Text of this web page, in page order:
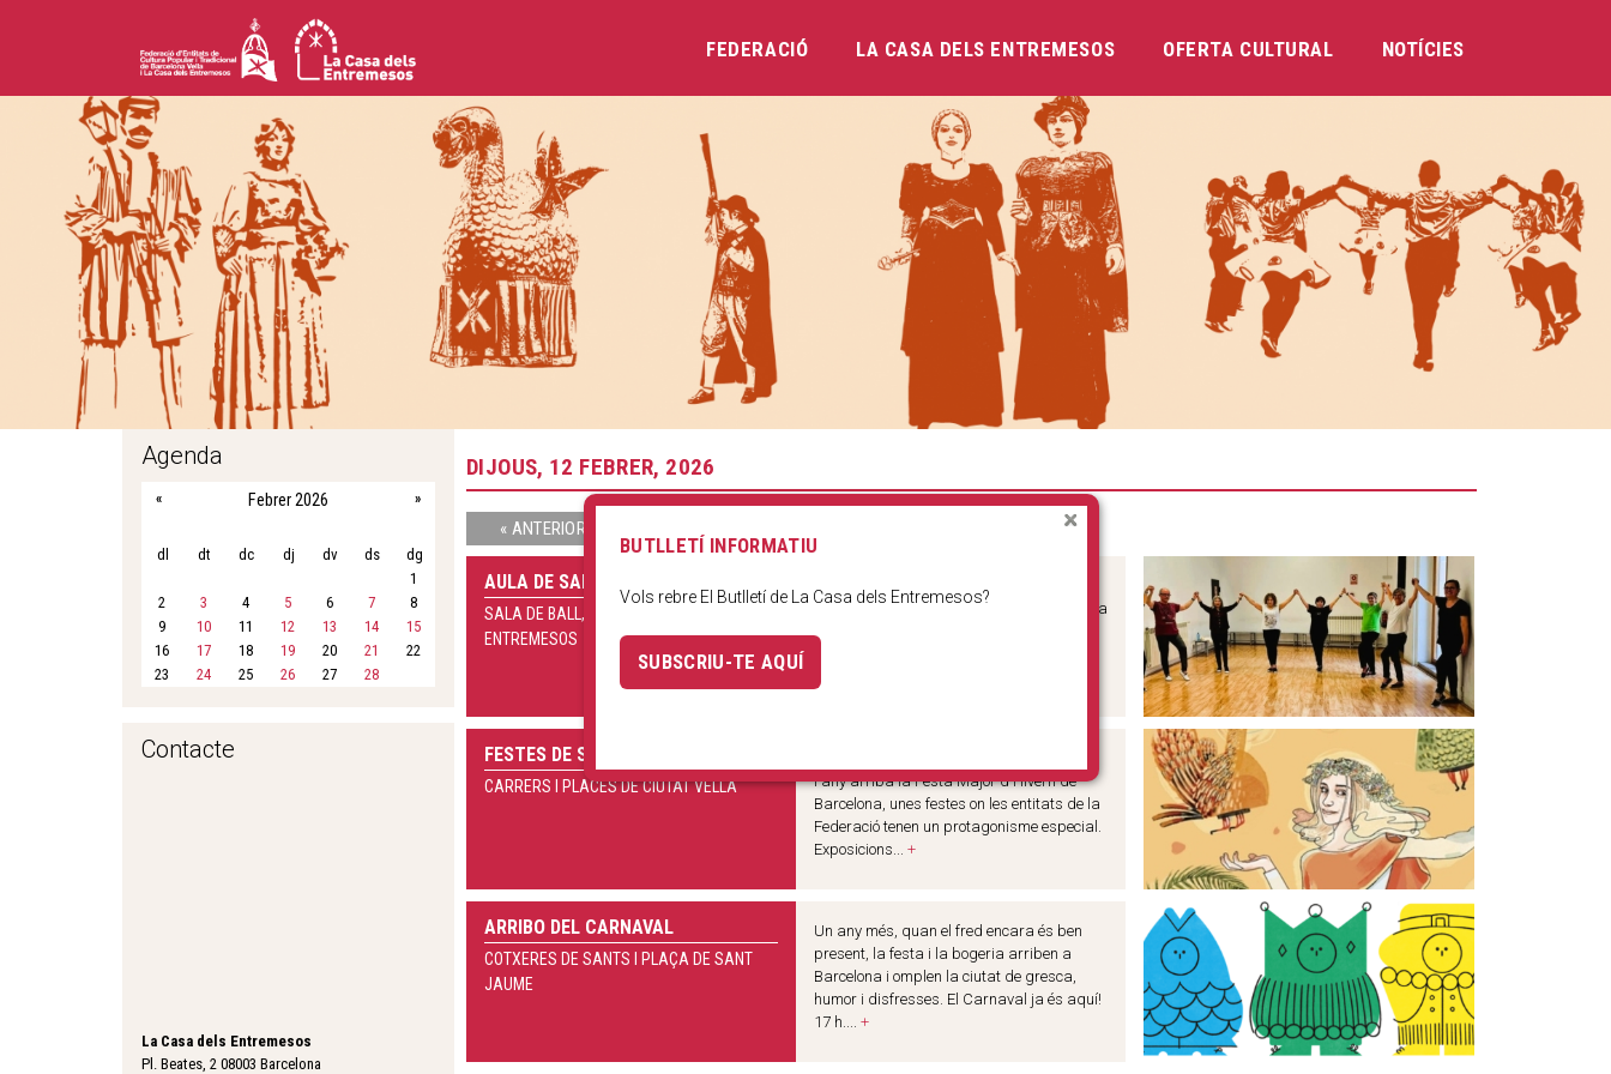
al
contingut
FEDERACIÓ LA CASA DELS ENTREMESOS OFERTA CULTURAL NOTÍCIES
DIJOUS, 12 FEBRER, 2026
« ANTERIOR
AULA DE SARDANES - DIJOUS
SALA DE BALL, LA CASA DELS
ENTREMESOS
Vine a aprendre a ballar sardanes, de
manera informal, amb els amics, la família
o els veïns. T’ensenyaran els punts bàsics
FESTES DE SANTA EULÀLIA
CARRERS I PLACES DE CIUTAT VELLA
l'any arriba la Festa Major d'Hivern de
Barcelona, unes festes on les entitats de la
Federació tenen un protagonisme especial.
Exposicions... +
ARRIBO DEL CARNAVAL
COTXERES DE SANTS I PLAÇA DE SANT
JAUME
Un any més, quan el fred encara és ben
present, la festa i la bogeria arriben a
Barcelona i omplen la ciutat de gresca,
humor i disfresses. El Carnaval ja és aquí!
17 h.... +
Agenda
Febrer 2026
« »
dl dt dc dj dv ds
dg
1
2
3 4 5 6 7
8
9
10 11 12 13 14
15
16
17 18 19 20 21
22
23
24 25 26 27 28
Contacte
La Casa dels Entremesos
Pl. Beates, 2 08003 Barcelona
BUTLLETÍ INFORMATIU
Vols rebre El Butlletí de La Casa dels Entremesos?
SUBSCRIU-TE AQUÍ